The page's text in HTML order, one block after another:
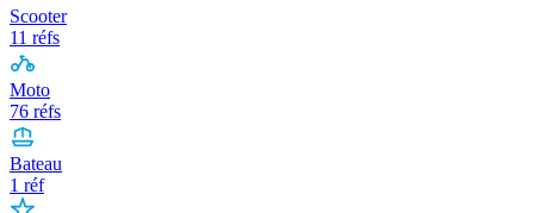
Scooter
11 réfs
Moto
76 réfs
Bateau
1 réf